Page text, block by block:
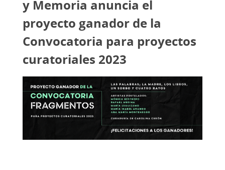
y Memoria anuncia el
proyecto ganador de la
Convocatoria para proyectos
curatoriales 2023​